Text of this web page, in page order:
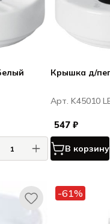
Крышка д/
Арт. K45010
547 ₽
В корзину
-61%